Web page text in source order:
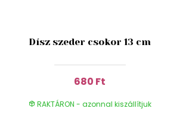
Dísz szeder csokor 13 cm
680 Ft
RAKTÁRON - azonnal kiszállítjuk